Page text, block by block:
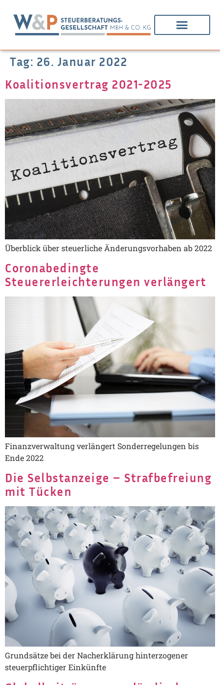
Tag: 26. Januar 2022
Koalitionsvertrag 2021-2025
Überblick über steuerliche Änderungsvorhaben ab 2022
Coronabedingte
Steuererleichterungen verlängert
Finanzverwaltung verlängert Sonderregelungen bis
Ende 2022
Die Selbstanzeige – Strafbefreiung
mit Tücken
Grundsätze bei der Nacherklärung hinterzogener
steuerpflichtiger Einkünfte